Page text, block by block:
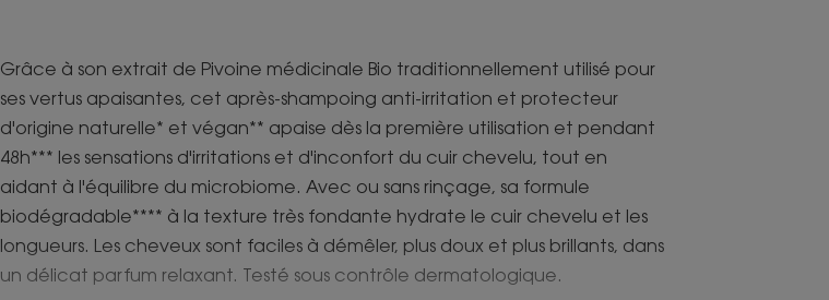
Grâce à son extrait de Pivoine médicinale Bio traditionnellement utilisé pour
ses vertus apaisantes, cet après-shampoing anti-irritation et protecteur
d'origine naturelle* et végan** apaise dès la première utilisation et pendant
48h*** les sensations d'irritations et d'inconfort du cuir chevelu, tout en
aidant à l'équilibre du microbiome. Avec ou sans rinçage, sa formule
biodégradable**** à la texture très fondante hydrate le cuir chevelu et les
longueurs. Les cheveux sont faciles à démêler, plus doux et plus brillants, dans
un délicat parfum relaxant. Testé sous contrôle dermatologique.